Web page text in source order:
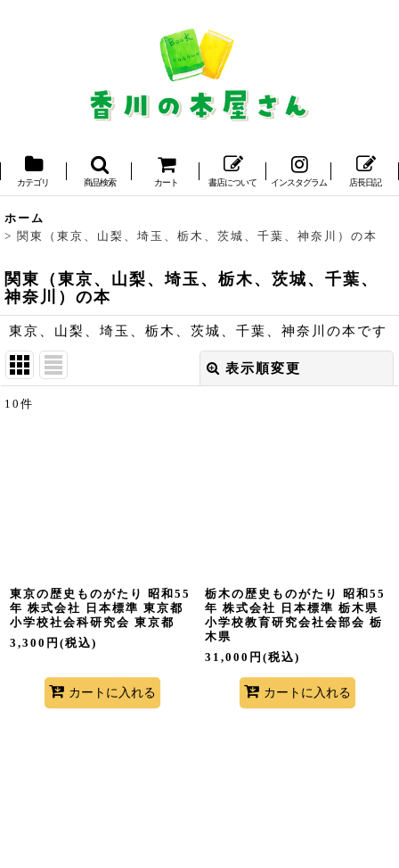
カテゴリ 商品検索 カート 書店について インスタグラム 店長日記
ホーム
> 関東（東京、山梨、埼玉、栃木、茨城、千葉、神奈川）の本
関東（東京、山梨、埼玉、栃木、茨城、千葉、
神奈川）の本
東京、山梨、埼玉、栃木、茨城、千葉、神奈川の本です
表示順変更
10 件
東京の歴史ものがたり 昭和55
年 株式会社 日本標準 東京都
小学校社会科研究会 東京都
3,300 円 (税込)
カートに入れる
栃木の歴史ものがたり 昭和55
年 株式会社 日本標準 栃木県
小学校教育研究会社会部会 栃
木県
31,000 円 (税込)
カートに入れる